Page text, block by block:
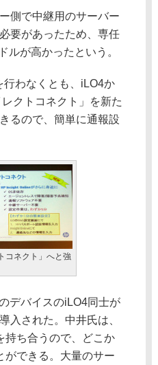
側で中継用のサーバー
要があったため、専任
ルが高かったという。
わなくとも、iLO4か
クトコネクト」を新た
るので、簡単に通報設
コネクト」へと強
デバイスのiLO4同士が
入された。中井氏は、
持ち合うので、どこか
ができる。大量のサー